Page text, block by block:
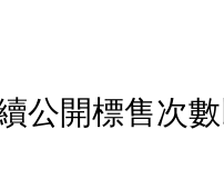
公開標售次